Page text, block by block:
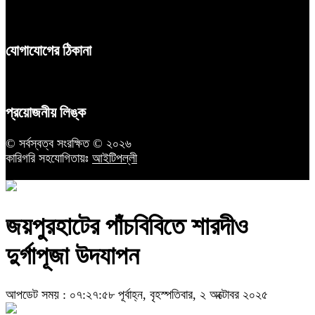
যোগাযোগের ঠিকানা
প্রয়োজনীয় লিঙ্ক
© সর্বস্বত্ব সংরক্ষিত © ২০২৬
কারিগরি সহযোগিতায়ঃ আইটিপল্লী
জয়পুরহাটের পাঁচবিবিতে শারদীও
দুর্গাপূজা উদযাপন
আপডেট সময় : ০৭:২৭:৫৮ পূর্বাহ্ন, বৃহস্পতিবার, ২ অক্টোবর ২০২৫